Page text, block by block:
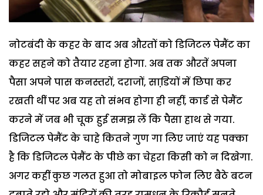
नोटबंदी के कहर के बाद अब औरतों को डिजिटल पेमैंट का
कहर सहने को तैयार रहना होगा. अब तक औरतें अपना
पैसा अपने पास कनस्तरों, दराजों, साडि़यों में छिपा कर
रखती थीं पर अब यह तो संभव होगा ही नहीं, कार्ड से पेमैंट
करने में जब भी चूक हुई समझ लें कि पैसा हाथ से गया.
डिजिटल पेमैंट के चाहे कितने गुण गा लिए जाएं यह पक्का
है कि डिजिटल पेमैंट के पीछे का चेहरा किसी को न दिखेगा.
अगर कहीं कुछ गलत हुआ तो मोबाइल फोन लिए बैठे बटन